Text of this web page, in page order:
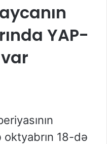
YAP-
oktyabrın 18-də